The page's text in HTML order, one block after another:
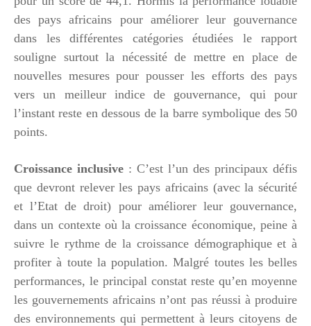
des pays africains pour améliorer leur gouvernance
dans les différentes catégories étudiées le rapport
souligne surtout la nécessité de mettre en place de
nouvelles mesures pour pousser les efforts des pays
vers un meilleur indice de gouvernance, qui pour
l’instant reste en dessous de la barre symbolique des 50
points.
Croissance inclusive : C’est l’un des principaux défis
que devront relever les pays africains (avec la sécurité
et l’Etat de droit) pour améliorer leur gouvernance,
dans un contexte où la croissance économique, peine à
suivre le rythme de la croissance démographique et à
profiter à toute la population. Malgré toutes les belles
performances, le principal constat reste qu’en moyenne
les gouvernements africains n’ont pas réussi à produire
des environnements qui permettent à leurs citoyens de